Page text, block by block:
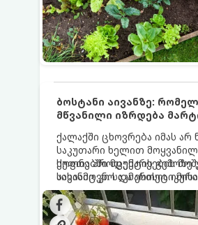
ბოსტანი აივანზე:
მწვანილი იზრდება
ქალაქში ცხოვრება იმას არ
საკუთარი ხელით
სუფთა პროდუქტის გემოზე
აივანიც კი საკმარისია
მოიწყოთ მინი-ბოსტანი,
ყოველდღიურად ახალ,
და ბოსტნეულს მოკრეფთ.
ქოთნებში მცენარეების
სასიამოვნო და
იცოდეთ, რომელი
ქოთნის პირობებს
მოუაროთ მათ სწორად.